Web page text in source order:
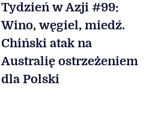
Tydzień w Azji #99:
Wino, węgiel, miedź.
Chiński atak na
Australię ostrzeżeniem
dla Polski